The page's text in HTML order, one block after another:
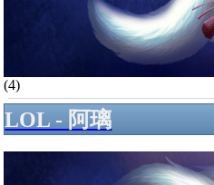
(4)
LOL - 阿璃